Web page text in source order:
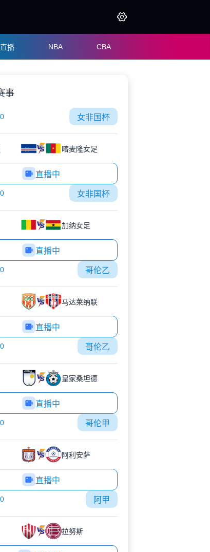
播 NBA CBA
事
女非国杯
喀麦隆女足
直播中
女非国杯
加纳女足
直播中
哥伦乙
马达莱纳联
直播中
哥伦乙
皇家桑坦德
直播中
哥伦甲
阿利安萨
直播中
阿甲
拉努斯